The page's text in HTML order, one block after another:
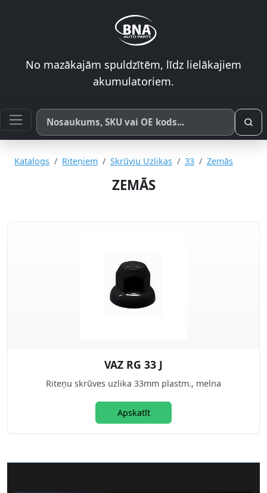
No mazākajām spuldzītēm, līdz lielākajiem
akumulatoriem.
Meklēt pēc produkta nosaukuma, SKU vai OE koda
Katalogs Riteņiem Skrūvju Uzlikas 33 Zemās
ZEMĀS
VAZ RG 33 J
Riteņu skrūves uzlika 33mm plastm., melna
Apskatīt